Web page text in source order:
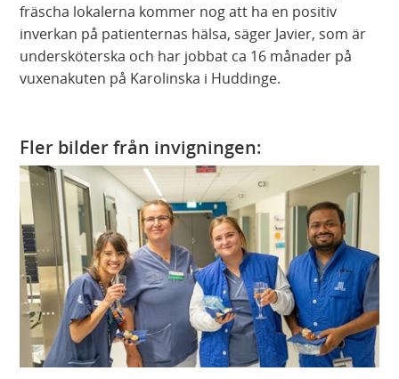
fräscha lokalerna kommer nog att ha en positiv
inverkan på patienternas hälsa, säger Javier, som är
undersköterska och har jobbat ca 16 månader på
vuxenakuten på Karolinska i Huddinge.
Fler bilder från invigningen: